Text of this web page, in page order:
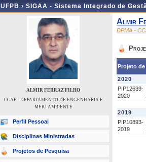
UFPB › SIGAA - Sistema Integrado de
ALMIR FERRAZ FILHO
CCAE - DEPARTAMENTO DE ENGENHARIA E
MEIO AMBIENTE
Perfil Pessoal
Disciplinas Ministradas
Projetos de Pesquisa
Almir
DPMA -
Projeto
2020
PIP12639-
2020
2019
PIP10893-
2019